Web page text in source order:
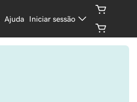
Ajuda Iniciar sessão